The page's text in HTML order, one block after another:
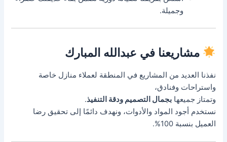
وجميلة.
مشاريعنا في عبدالله المبارك
نفذنا العديد من المشاريع في المنطقة لعملاء منازل خاصة
واستراحات وفنادق،
وتمتاز جميعهابجمال التصميم ودقة التنفيذ.
نستخدم أجود المواد والأدوات، ونهدف دائمًا إلى تحقيق رضا
العميل بنسبة 100%.